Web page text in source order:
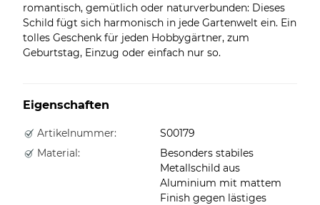
romantisch, gemütlich oder naturverbunden: Dieses
Schild fügt sich harmonisch in jede Gartenwelt ein. Ein
tolles Geschenk für jeden Hobbygärtner, zum
Geburtstag, Einzug oder einfach nur so.
Eigenschaften
Artikelnummer:
S00179
Material:
Besonders stabiles
Metallschild aus
Aluminium mit mattem
Finish gegen lästiges